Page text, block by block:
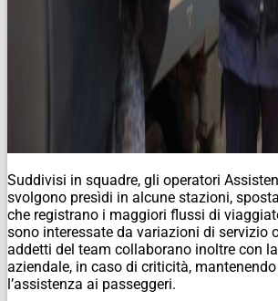
Suddivisi in squadre, gli operatori
svolgono presìdi in alcune stazioni,
che registrano i maggiori flussi di
sono interessate da variazioni di servizio
addetti del team collaborano inoltre con
aziendale, in caso di criticità,
l’assistenza ai passeggeri.